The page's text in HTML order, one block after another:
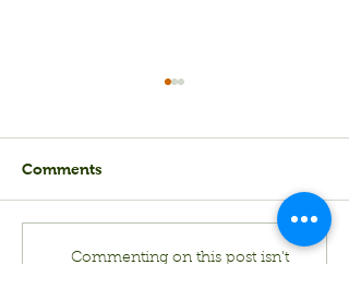
《信報》雅士圖國際幼稚
Comments
Commenting on this post isn't